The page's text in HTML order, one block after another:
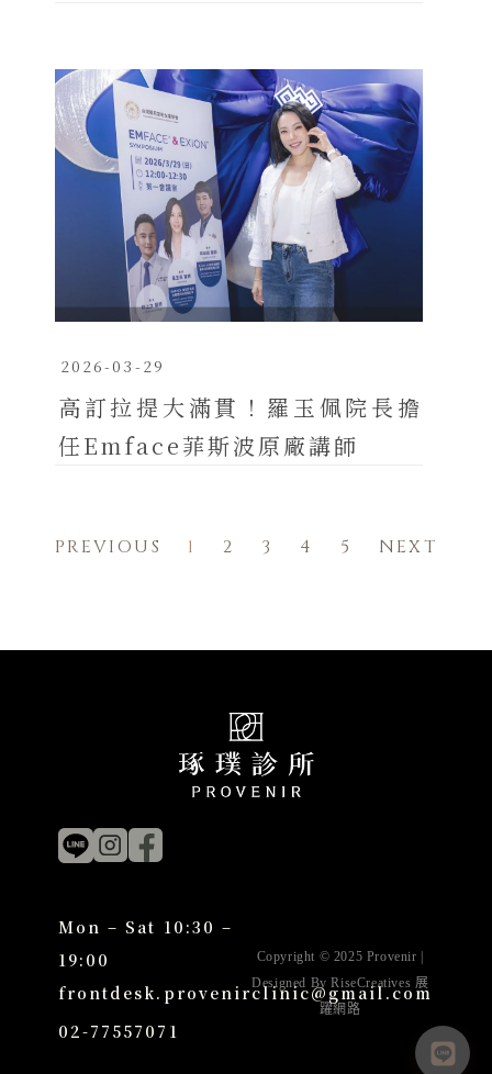
2026-03-29
高訂拉提大滿貫！羅玉佩院長擔
任Emface菲斯波原廠講師
PREVIOUS 1 2 3 4 5 NEXT
Mon – Sat 10:30 –
19:00
frontdesk.provenirclinic@gmail.com
02-77557071
Copyright © 2025 Provenir |
Designed ByRiseCreatives 展
躍網路